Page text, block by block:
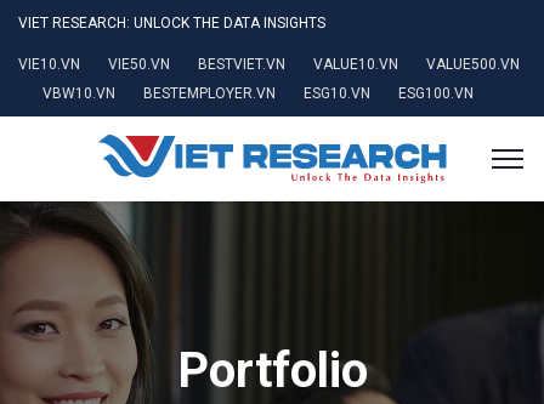
VIET RESEARCH: UNLOCK THE DATA INSIGHTS
VIE10.VN VIE50.VN BESTVIET.VN VALUE10.VN
VALUE500.VN
VBW10.VN
BESTEMPLOYER.VN ESG10.VN ESG100.VN
Portfolio